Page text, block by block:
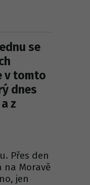
se
v tomto
dnes
z
Přes den
na Moravě
jen